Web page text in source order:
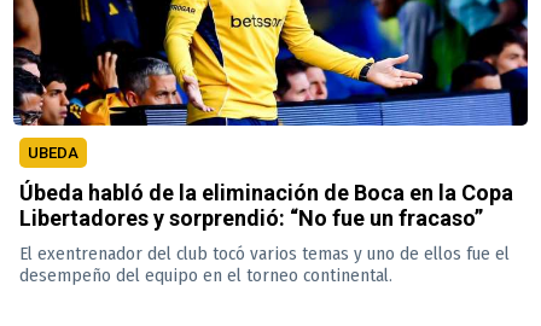
UBEDA
Úbeda habló de la eliminación de Boca en la Copa
Libertadores y sorprendió: “No fue un fracaso”
El exentrenador del club tocó varios temas y uno de ellos fue el
desempeño del equipo en el torneo continental.